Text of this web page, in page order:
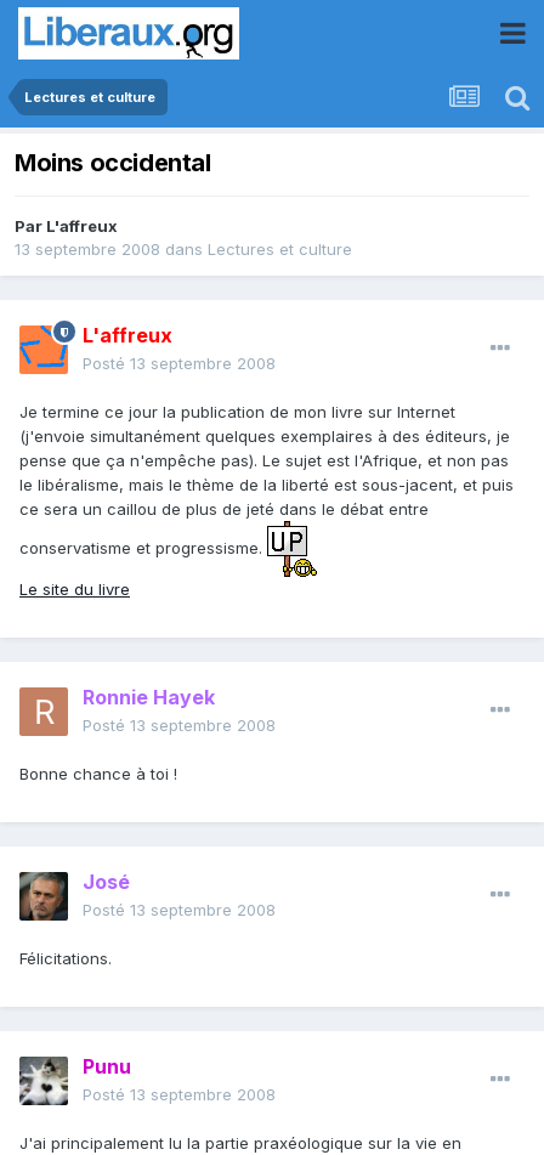
Lectures et culture
Moins occidental
Par L'affreux
13 septembre 2008 dans Lectures et culture
L'affreux
Posté 13 septembre 2008
Je termine ce jour la publication de mon livre sur Internet
(j'envoie simultanément quelques exemplaires à des éditeurs, je
pense que ça n'empêche pas). Le sujet est l'Afrique, et non pas
le libéralisme, mais le thème de la liberté est sous-jacent, et puis
ce sera un caillou de plus de jeté dans le débat entre
conservatisme et progressisme.
Le site du livre
Ronnie Hayek
Posté 13 septembre 2008
Bonne chance à toi !
José
Posté 13 septembre 2008
Félicitations.
Punu
Posté 13 septembre 2008
J'ai principalement lu la partie praxéologique sur la vie en